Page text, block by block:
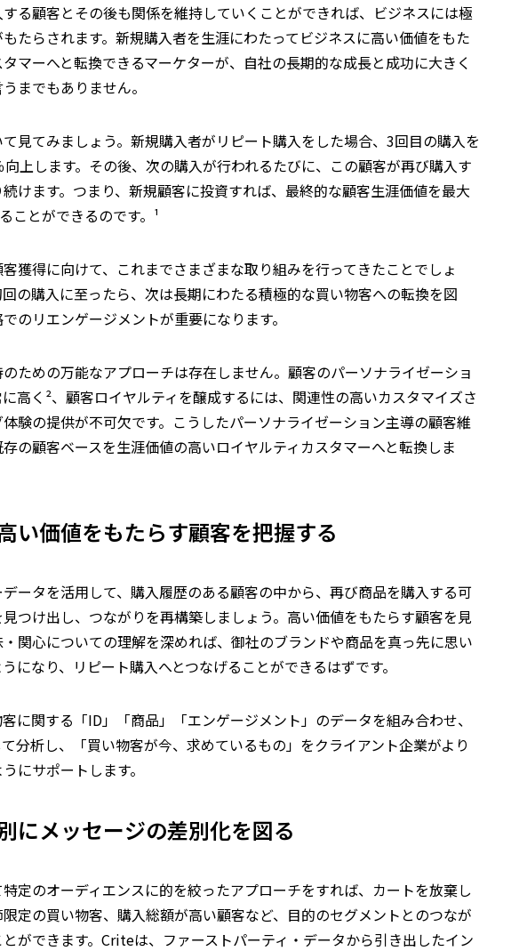
る顧客とその後も関係を維持していくことができれば、ビジネスには極
たらされます。新規購入者を生涯にわたってビジネスに高い価値をもた
マーへと転換できるマーケターが、自社の長期的な成長と成功に大きく
までもありません。
見てみましょう。新規購入者がリピート購入をした場合、3回目の購入を
上します。その後、次の購入が行われるたびに、この顧客が再び購入す
けます。つまり、新規顧客に投資すれば、最終的な顧客生涯価値を最大
ことができるのです。¹
獲得に向けて、これまでさまざまな取り組みを行ってきたことでしょ
の購入に至ったら、次は長期にわたる積極的な買い物客への転換を図
のリエンゲージメントが重要になります。
ための万能なアプローチは存在しません。顧客のパーソナライゼーショ
高く²、顧客ロイヤルティを醸成するには、関連性の高いカスタマイズさ
験の提供が不可欠です。こうしたパーソナライゼーション主導の顧客維
の顧客ベースを生涯価値の高いロイヤルティカスタマーへと転換しま
い価値をもたらす顧客を把握する
データを活用して、購入履歴のある顧客の中から、再び商品を購入する可
つけ出し、つながりを再構築しましょう。高い価値をもたらす顧客を見
関心についての理解を深めれば、御社のブランドや商品を真っ先に思い
になり、リピート購入へとつなげることができるはずです。
に関する「ID」「商品」「エンゲージメント」のデータを組み合わせ、
分析し、「買い物客が今、求めているもの」をクライアント企業がより
にサポートします。
にメッセージの差別化を図る
定のオーディエンスに的を絞ったアプローチをすれば、カートを放棄し
定の買い物客、購入総額が高い顧客など、目的のセグメントとのつなが
ができます。Criteは、ファーストパーティ・データから引き出したイン